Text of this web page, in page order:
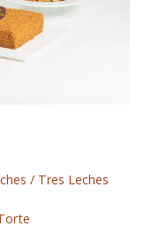
/ Tres Leches